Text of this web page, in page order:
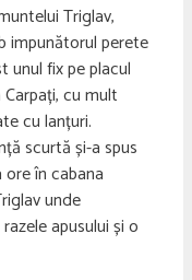
Triglav,
impunătorul perete
unul fix pe placul
cu mult
cu lanțuri.
scurtă și-a spus
în cabana
unde
apusului și o